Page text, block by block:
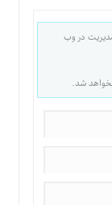
در وب
شد.